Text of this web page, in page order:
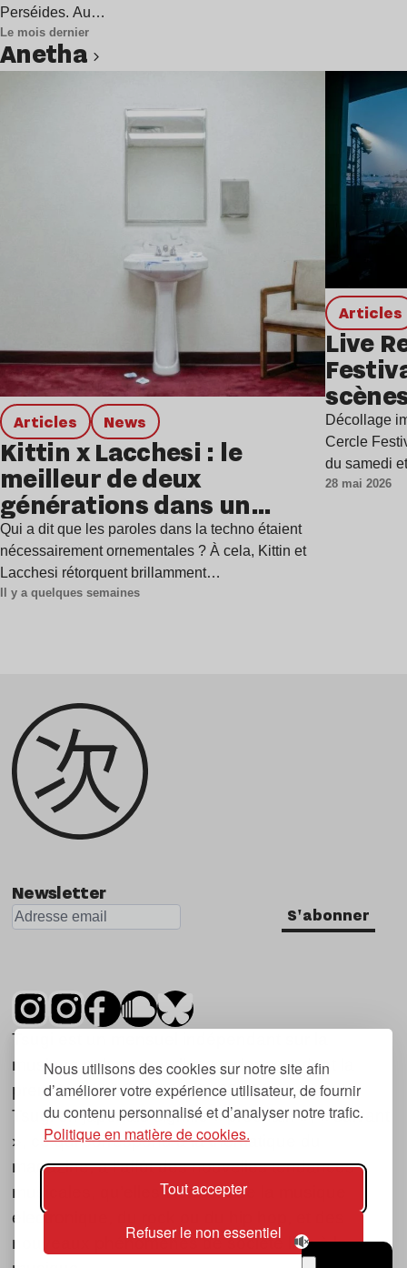
Nous utilisons des cookies sur notre site afin
d’améliorer votre expérience utilisateur, de fournir
du contenu personnalisé et d’analyser notre trafic.
Politique en matière de cookies.
Tout accepter
Refuser le non essentiel
Perséides. Au…
Le mois dernier
Anetha
Articles news
Kittin x Lacchesi : le
meilleur de deux
générations dans un
single percutant
Qui a dit que les paroles dans la techno étaient
nécessairement ornementales ? À cela, Kittin et
Lacchesi rétorquent brillamment…
Il y a quelques semaines
Articles
Live
Décollage
Cercle
du samedi
28 mai 2026
Newsletter
S'abonner
Tsugi est un mensuel indépendant sur la
musique et les nouvelles tendances, dont la
première parution date de 2007.
Tsugi en japonais signifie « prochain », « suivant
», ce qui correspond à la thématique du
magazine, à l’affût des nouvelles tendances
musicales, qu’elles viennent de la musique
électronique, du rock ou du hip hop, et des
nouveaux phénomènes de société liés à la